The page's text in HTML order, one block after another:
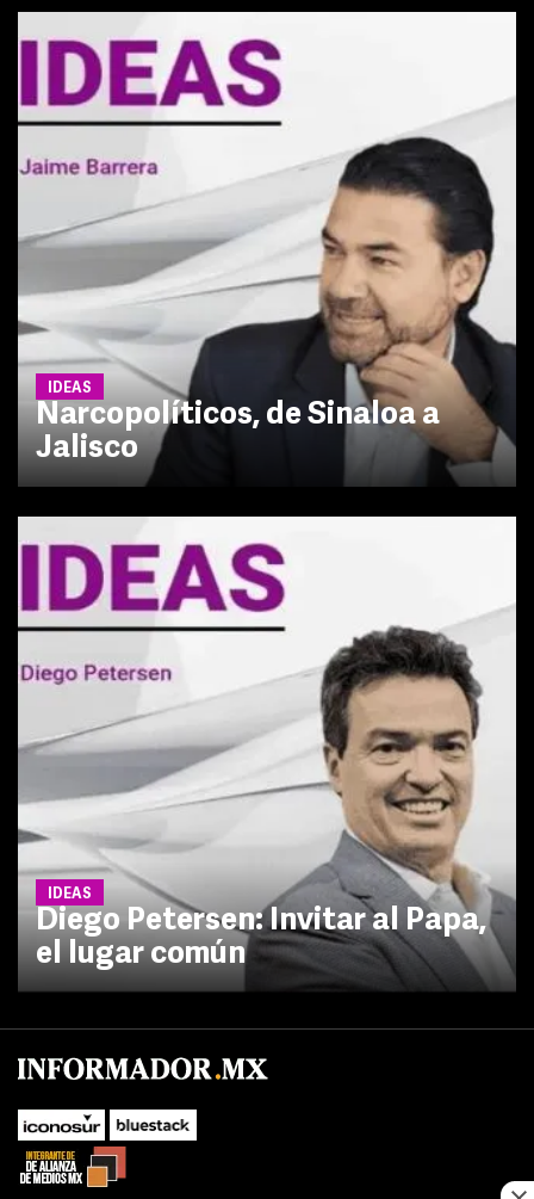
IDEAS
Narcopolíticos, de Sinaloa a
Jalisco
IDEAS
Diego Petersen: Invitar al Papa,
el lugar común